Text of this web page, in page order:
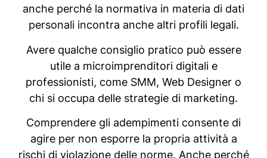
anche perché la normativa in materia di dati
personali incontra anche altri profili legali.
Avere qualche consiglio pratico può essere
utile a microimprenditori digitali e
professionisti, come SMM, Web Designer o
chi si occupa delle strategie di marketing.
Comprendere gli adempimenti consente di
agire per non esporre la propria attività a
rischi di violazione delle norme. Anche perché